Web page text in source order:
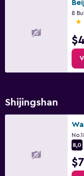
4
Shijingshan
8,0